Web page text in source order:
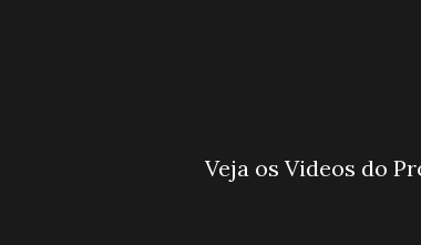
Veja os Videos do